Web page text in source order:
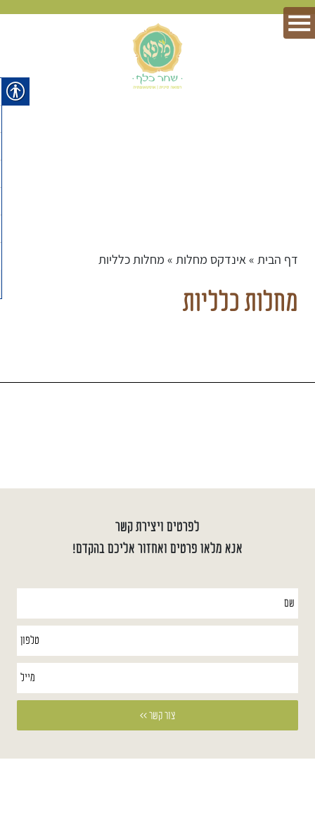
דף הבית»אינדקס מחלות» מחלות כלליות
מחלות כלליות
לפרטים ויצירת קשר
אנא מלאו פרטים ואחזור אליכם בהקדם!